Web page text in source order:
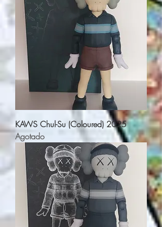
KAWS Chul-Su (Coloured) 2025
Agotado